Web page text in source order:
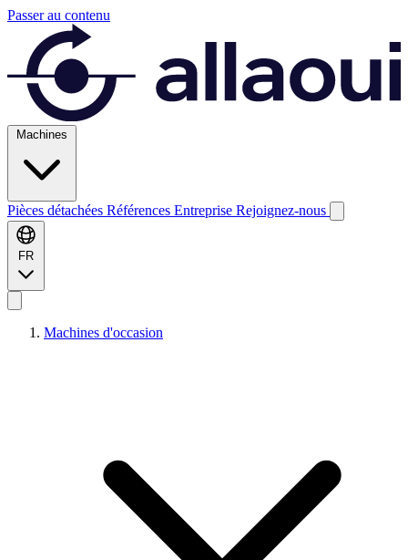
Passer au contenu
Machines
Pièces détachées Références Entreprise Rejoignez-nous
FR
Machines d'occasion